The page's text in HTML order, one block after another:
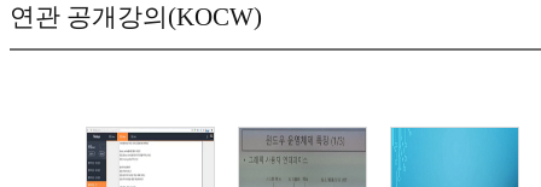
연관 공개강의(KOCW)